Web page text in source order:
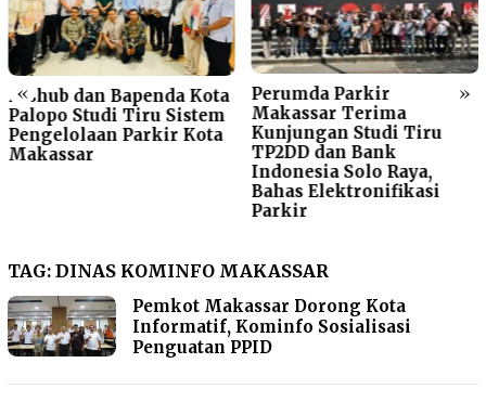
« »
Dishub dan Bapenda Kota
Palopo Studi Tiru Sistem
Pengelolaan Parkir Kota
Makassar
Perumda Parkir
Makassar Terima
Kunjungan Studi Tiru
TP2DD dan Bank
Indonesia Solo Raya,
Bahas Elektronifikasi
Parkir
TAG: DINAS KOMINFO MAKASSAR
Pemkot Makassar Dorong Kota
Informatif, Kominfo Sosialisasi
Penguatan PPID